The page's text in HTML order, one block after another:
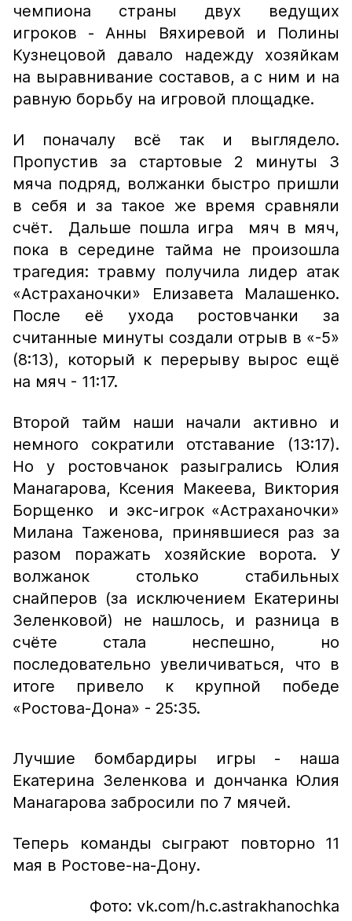
чемпиона страны двух ведущих
игроков - Анны Вяхиревой и Полины
Кузнецовой давало надежду хозяйкам
на выравнивание составов, а с ним и на
равную борьбу на игровой площадке.
И поначалу всё так и выглядело.
Пропустив за стартовые 2 минуты 3
мяча подряд, волжанки быстро пришли
в себя и за такое же время сравняли
счёт. Дальше пошла игра мяч в мяч,
пока в середине тайма не произошла
трагедия: травму получила лидер атак
«Астраханочки» Елизавета Малашенко.
После её ухода ростовчанки за
считанные минуты создали отрыв в «-5»
(8:13), который к перерыву вырос ещё
на мяч - 11:17.
Второй тайм наши начали активно и
немного сократили отставание (13:17).
Но у ростовчанок разыгрались Юлия
Манагарова, Ксения Макеева, Виктория
Борщенко и экс-игрок «Астраханочки»
Милана Таженова, принявшиеся раз за
разом поражать хозяйские ворота. У
волжанок столько стабильных
снайперов (за исключением Екатерины
Зеленковой) не нашлось, и разница в
счёте стала неспешно, но
последовательно увеличиваться, что в
итоге привело к крупной победе
«Ростова-Дона» - 25:35.
Лучшие бомбардиры игры - наша
Екатерина Зеленкова и дончанка Юлия
Манагарова забросили по 7 мячей.
Теперь команды сыграют повторно 11
мая в Ростове-на-Дону.
Фото: vk.com/h.c.astrakhanochka